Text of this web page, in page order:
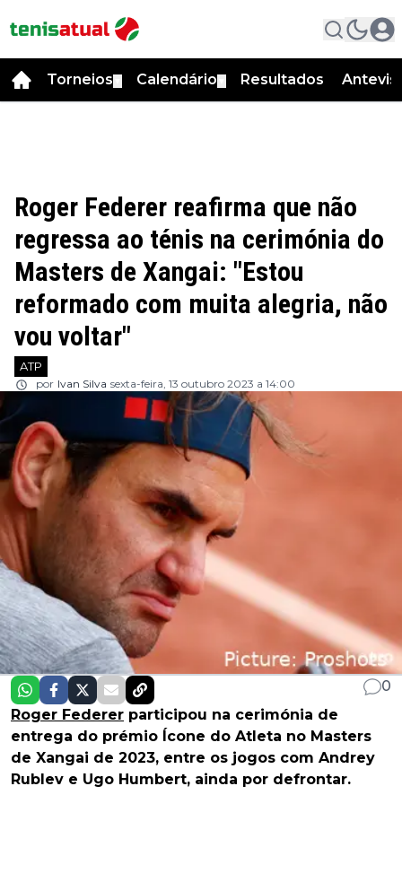
Torneios Calendário Resultados
Roger Federer reafirma que não
regressa ao ténis na cerimónia do
Masters de Xangai: "Estou
reformado com muita alegria, não
vou voltar"
ATP
por Ivan Silva sexta-feira, 13 outubro 2023 a 14:00
0
Roger Federer participou na cerimónia de
entrega do prémio Ícone do Atleta no Masters
de Xangai de 2023, entre os jogos com Andrey
Rublev e Ugo Humbert, ainda por defrontar.